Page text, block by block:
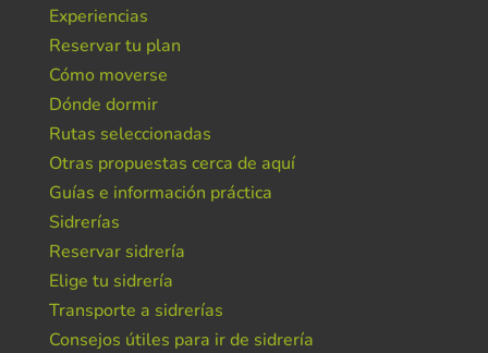
Experiencias
Reservar tu plan
Cómo moverse
Dónde dormir
Rutas seleccionadas
Otras propuestas cerca de aquí
Guías e información práctica
Sidrerías
Reservar sidrería
Elige tu sidrería
Transporte a sidrerías
Consejos útiles para ir de sidrería